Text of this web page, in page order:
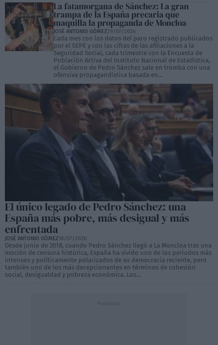
La fatamorgana de Sánchez: La gran
trampa de la España precaria que
maquilla la propaganda de Moncloa
JOSÉ ANTONIO GÓMEZ29/07/2026
Cada mes con los datos del paro registrado publicados
por el SEPE y con las cifras de las afiliaciones a la
Seguridad Social, cada trimestre con la Encuesta de
Población Activa del Instituto Nacional de Estadística,
el Gobierno de Pedro Sánchez sale en tromba con una
ofensiva propagandística basada en...
El único legado de Pedro Sánchez: una
España más pobre, más desigual y más
enfrentada
JOSÉ ANTONIO GÓMEZ18/07/2026
Desde junio de 2018, cuando Pedro Sánchez llegó a La Moncloa tras una
moción de censura histórica, España ha vivido uno de los periodos más
intensos y políticamente polarizados de su democracia reciente, pero
también uno de los más decepcionantes en términos de cohesión
social, desigualdad y pobreza económica. Los...